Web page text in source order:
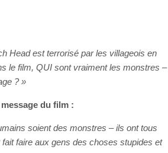
Head est terrorisé par les villageois en
le film, QUI sont vraiment les monstres –
? »
du film :
soient des monstres – ils ont tous
faire aux gens des choses stupides et